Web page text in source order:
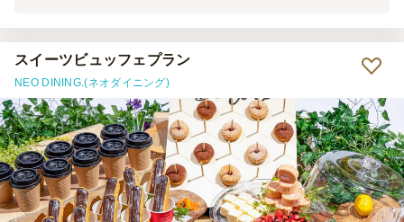
た。好き嫌いの多い甥っ子や姪っ子も完食！幹事としては嬉しい限り
です。お酒との相性も良く、素敵な会となりました。有難うございま
スイーツビュッフェプラン
NEO DINING.(ネオダイニング)